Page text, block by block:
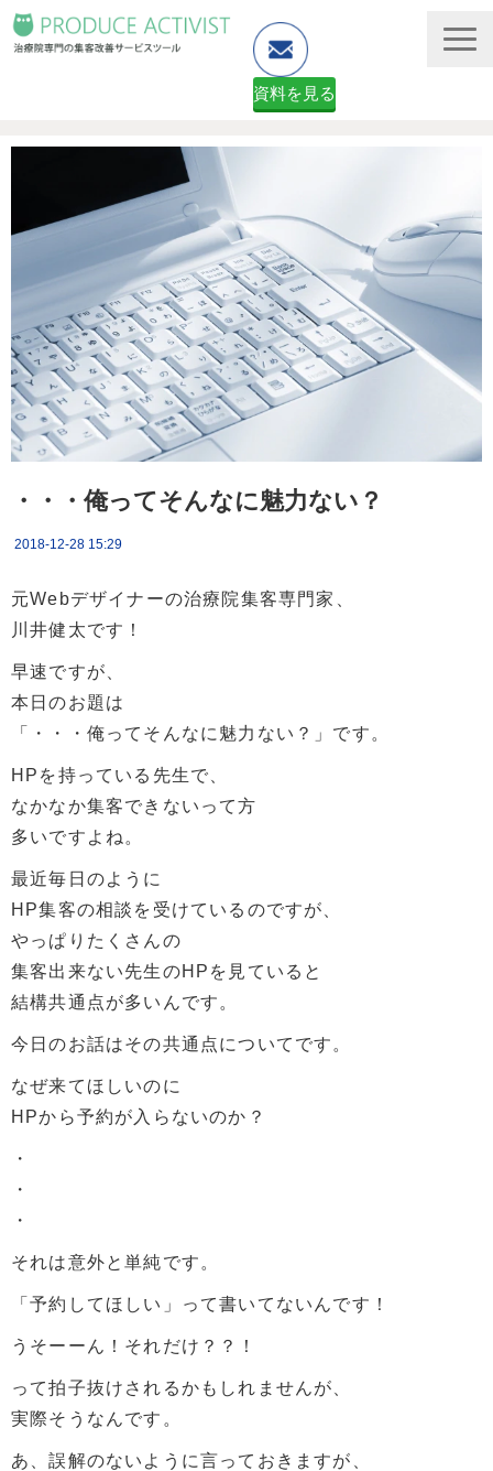
資料を見る
予約システム・顧客管理
資料ダウンロード（無料）
２ヶ月無料体験申し込みフォーム
・・・俺ってそんなに魅力ない？
2018-12-28 15:29
元Webデザイナーの治療院集客専門家、
川井健太です！
早速ですが、
本日のお題は
「・・・俺ってそんなに魅力ない？」です。
HPを持っている先生で、
なかなか集客できないって方
多いですよね。
最近毎日のように
HP集客の相談を受けているのですが、
やっぱりたくさんの
集客出来ない先生のHPを見ていると
結構共通点が多いんです。
今日のお話はその共通点についてです。
なぜ来てほしいのに
HPから予約が入らないのか？
・
・
・
それは意外と単純です。
「予約してほしい」って書いてないんです！
うそーーん！それだけ？？！
って拍子抜けされるかもしれませんが、
実際そうなんです。
あ、誤解のないように言っておきますが、